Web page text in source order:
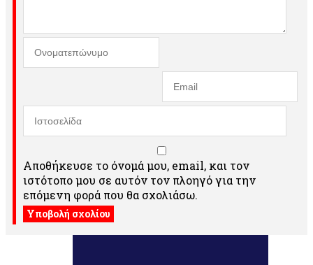
Αποθήκευσε το όνομά μου, email, και τον
ιστότοπο μου σε αυτόν τον πλοηγό για την
επόμενη φορά που θα σχολιάσω.